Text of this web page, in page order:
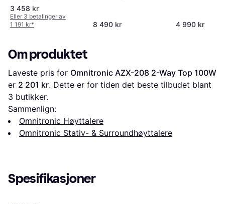
3 458 kr
Eller 3 betalinger av
1 191 kr* 8 490 kr 4 990 kr
Om produktet
Laveste pris for Omnitronic AZX-208 2-Way Top 100W
er 2 201 kr
3 butikker.
Sammenlign:
Omnitronic Høyttalere
Omnitronic Stativ- & Surroundhøyttalere
Spesifikasjoner